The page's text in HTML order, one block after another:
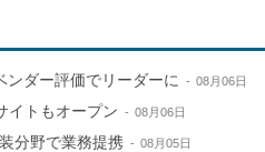
ダー評価でリーダーに 08月06日
イトもオープン 08月06日
分野で業務提携 08月05日